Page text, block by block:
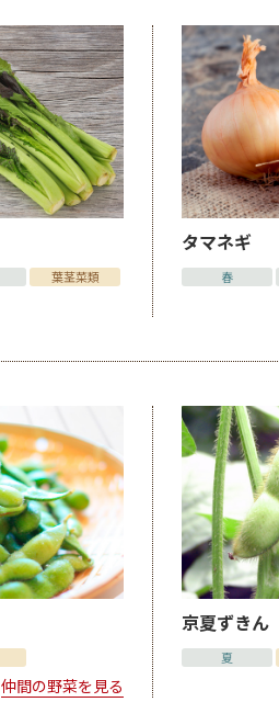
葉茎菜類
タマネギ
春
仲間の野菜を見る
京夏ずきん
夏